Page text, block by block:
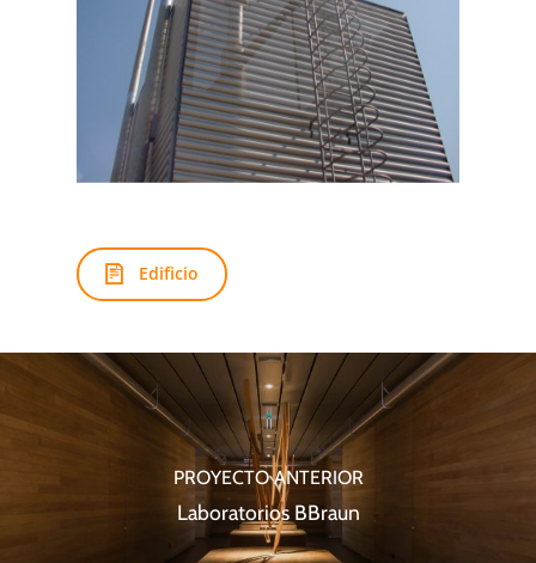
Edificio
PROYECTO ANTERIOR
Laboratorios BBraun